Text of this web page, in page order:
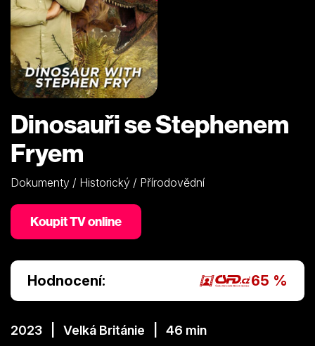
Dinosauři se Stephenem
Fryem
Dokumenty / Historický / Přírodovědní
Koupit TV online
Hodnocení: 65 %
2023 | Velká Británie | 46 min